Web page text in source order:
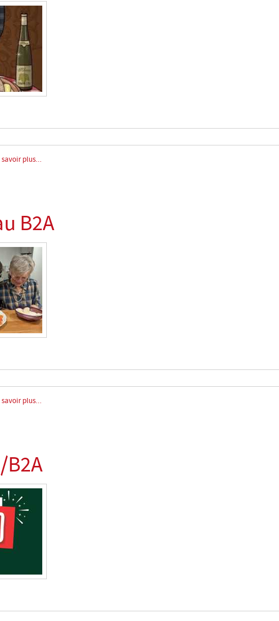
savoir plus...
B2A
savoir plus...
B2A